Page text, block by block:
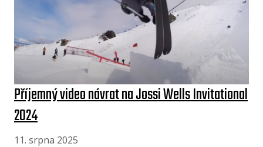
Příjemný video návrat na Jossi Wells Invitational
2024
11. srpna 2025